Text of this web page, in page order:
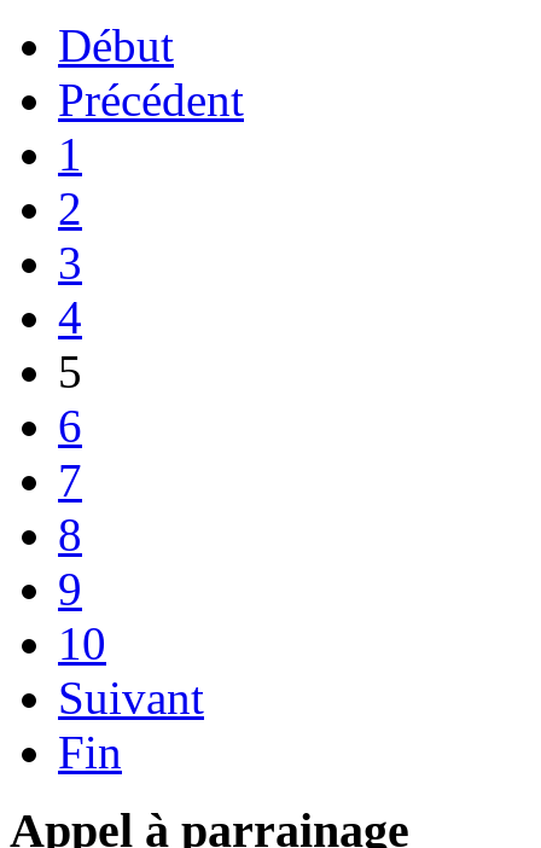
Début
Précédent
1
2
3
4
5
6
7
8
9
10
Suivant
Fin
Appel à parrainage